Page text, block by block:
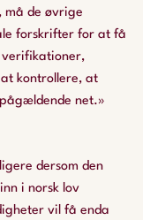
må de øvrige
forskrifter for at få
kontrollere, at
net.»
dersom den
i norsk lov
vil få enda